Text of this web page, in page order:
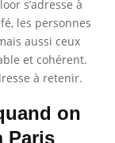
s’adresse à
les personnes
aussi ceux
et cohérent.
à retenir.
on
Paris